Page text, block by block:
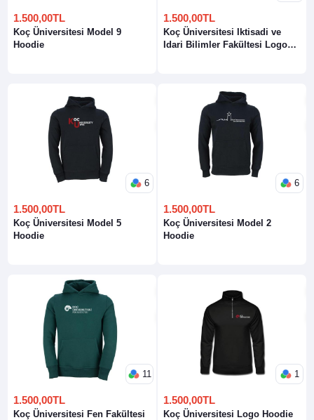
1.500,00TL
Koç Üniversitesi Model 9
Hoodie
1.500,00TL
Koç Üniversitesi Iktisadi ve
Idari Bilimler Fakültesi Logo
6
1.500,00TL
Koç Üniversitesi Model 5
Hoodie
6
1.500,00TL
Koç Üniversitesi Model 2
Hoodie
11
1.500,00TL
Koç Üniversitesi Fen Fakültesi
1
1.500,00TL
Koç Üniversitesi Logo Hoodie